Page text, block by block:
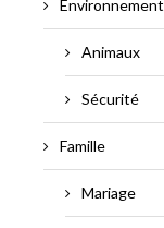
Environnement
Animaux
Sécurité
Famille
Mariage